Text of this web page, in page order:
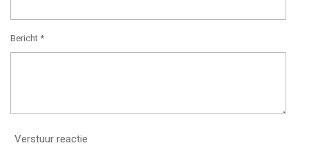
Bericht *
Verstuur reactie